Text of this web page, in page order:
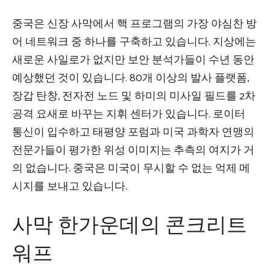
중국은 신장 사막에서 핵 프로그램의 가장 야심찬 방
어 네트워크 중 하나를 구축하고 있습니다. 지상에는
새로운 사일로가 없지만 보안 분석가들이 수년 동안
예상했던 것이 있습니다. 80개 이상의 발사 플랫폼,
장갑 탄창, 전자전 노드 및 하미의 미사일 필드를 2차
공격 요새로 바꾸는 지휘 센터가 있습니다. 로이터
통신이 입수하고 태평양 포럼과 미국 과학자 연맹의
전문가들이 평가한 위성 이미지는 추측의 여지가 거
의 없습니다. 중국은 미국이 무시할 수 없는 억제 메
시지를 보내고 있습니다.
사막 한가운데의 콘크리트
워프